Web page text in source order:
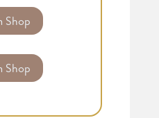
Shop
Shop